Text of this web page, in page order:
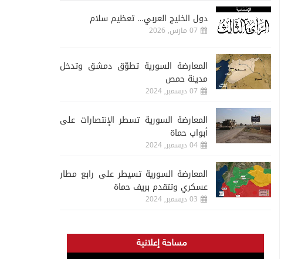
دول الخليج العربي… تعظيم سلام
07 مارس, 2026
المعارضة السورية تطوّق دمشق وتدخل
مدينة حمص
07 ديسمبر, 2024
المعارضة السورية تسطر الإنتصارات على
أبواب حماة
04 ديسمبر, 2024
المعارضة السورية تسيطر على رابع مطار
عسكري وتتقدم بريف حماة
03 ديسمبر, 2024